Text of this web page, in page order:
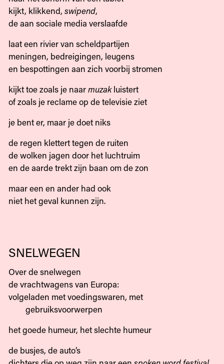
kijkt, klikkend, swipend,
de aan sociale media verslaafde
laat een rivier van scheldpartijen
meningen, bedreigingen, leugens
en bespottingen aan zich voorbij stromen
kijkt toe zoals je naarmuzakluistert
of zoals je reclame op de televisie ziet
je bent er, maar je doet niks
de regen klettert tegen de ruiten
de wolken jagen door het luchtruim
en de aarde trekt zijn baan om de zon
maar een en ander had ook
niet het geval kunnen zijn.
SNELWEGEN
Over de snelwegen
de vrachtwagens van Europa:
volgeladen met voedingswaren, met
gebruiksvoorwerpen
het goede humeur, het slechte humeur
de busjes, de auto’s